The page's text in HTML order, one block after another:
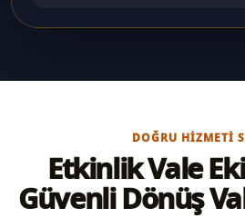
DOĞRU HIZMETI
Etkinlik Vale
Güvenli Dönüş